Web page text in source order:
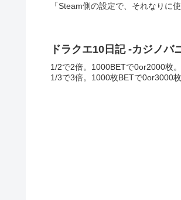
「Steam側の設定で、それなりに
ドラクエ10日記 -カジノバ
1/2で2倍。1000BETで0or2000枚
1/3で3倍。1000枚BETで0or3000